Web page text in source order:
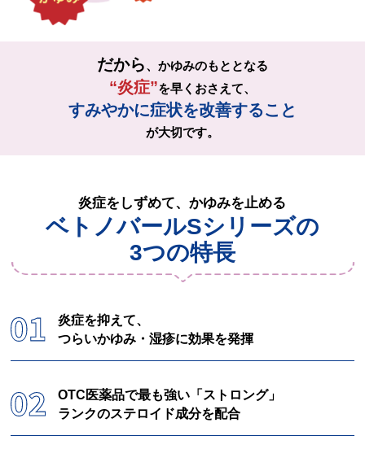
だから、かゆみのもととなる
“炎症”を早くおさえて、
すみやかに症状を改善すること
が大切です。
炎症をしずめて、かゆみを止める
ベトノバールSシリーズの
3つの特長
炎症を抑えて、
つらいかゆみ・湿疹に効果を発揮
OTC医薬品で最も強い「ストロング」
ランクのステロイド成分を配合